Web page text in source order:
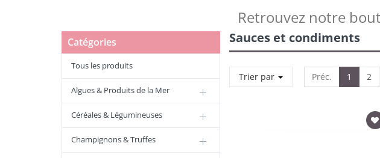
Retrouvez notre
Catégories
Tous les produits
Algues & Produits de la Mer
Céréales & Légumineuses
Champignons & Truffes
Sauces et condiments
Trier par Préc. 1 2